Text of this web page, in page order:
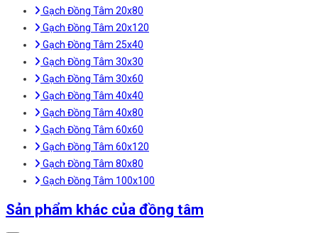
Gạch Đồng Tâm 20x80
Gạch Đồng Tâm 20x120
Gạch Đồng Tâm 25x40
Gạch Đồng Tâm 30x30
Gạch Đồng Tâm 30x60
Gạch Đồng Tâm 40x40
Gạch Đồng Tâm 40x80
Gạch Đồng Tâm 60x60
Gạch Đồng Tâm 60x120
Gạch Đồng Tâm 80x80
Gạch Đồng Tâm 100x100
Sản phẩm khác của đồng tâm